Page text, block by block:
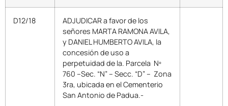
D12/18
ADJUDICAR a favor de los
señores MARTA RAMONA AVILA,
y DANIEL HUMBERTO AVILA, la
concesión de uso a
perpetuidad de la. Parcela Nº
760 –Sec. “N” – Secc. “D” – Zona
3ra, ubicada en el Cementerio
San Antonio de Padua.-